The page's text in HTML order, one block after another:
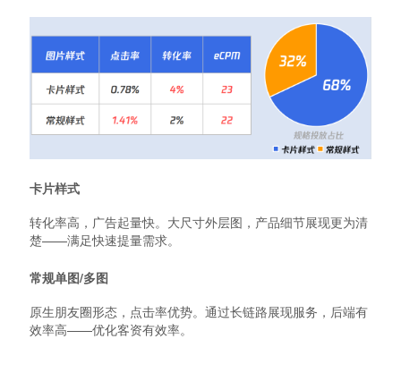
卡片样式
转化率高，广告起量快。大尺寸外层图，产品细节展现更为清
楚——满足快速提量需求。
常规单图/多图
原生朋友圈形态，点击率优势。通过长链路展现服务，后端有
效率高——优化客资有效率。